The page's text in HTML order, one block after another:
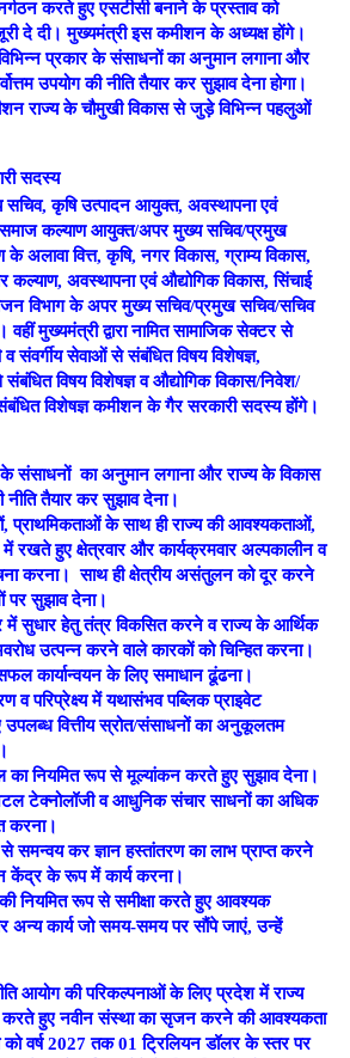
करते हुए एसटीसी बनाने के प्रस्ताव को
दे दी। मुख्यमंत्री इस कमीशन के अध्यक्ष होंगे।
प्रकार के संसाधनों का अनुमान लगाना और
उपयोग की नीति तैयार कर सुझाव देना होगा।
राज्य के चौमुखी विकास से जुड़े विभिन्न पहलुओं
सदस्य
कृषि उत्पादन आयुक्त, अवस्थापना एवं
कल्याण आयुक्त/अपर मुख्य सचिव/प्रमुख
अलावा वित्त, कृषि, नगर विकास, ग्राम्य विकास,
कल्याण, अवस्थापना एवं औद्योगिक विकास, सिंचाई
विभाग के अपर मुख्य सचिव/प्रमुख सचिव/सचिव
मुख्यमंत्री द्वारा नामित सामाजिक सेक्टर से
व संवर्गीय सेवाओं से संबंधित विषय विशेषज्ञ,
संबंधित विषय विशेषज्ञ व औद्योगिक विकास/निवेश/
संबंधित विशेषज्ञ कमीशन के गैर सरकारी सदस्य होंगे।
के संसाधनों का अनुमान लगाना और राज्य के विकास
नीति तैयार कर सुझाव देना।
प्राथमिकताओं के साथ ही राज्य की आवश्यकताओं,
में रखते हुए क्षेत्रवार और कार्यक्रमवार अल्पकालीन व
करना। साथ ही क्षेत्रीय असंतुलन को दूर करने
पर सुझाव देना।
सुधार हेतु तंत्र विकसित करने व राज्य के आर्थिक
उत्पन्न करने वाले कारकों को चिन्हित करना।
कार्यान्वयन के लिए समाधान ढूंढना।
व परिप्रेक्ष्य में यथासंभव पब्लिक प्राइवेट
उपलब्ध वित्तीय स्रोत/संसाधनों का अनुकूलतम
का नियमित रूप से मूल्यांकन करते हुए सुझाव देना।
टेक्नोलॉजी व आधुनिक संचार साधनों का अधिक
करना।
कर ज्ञान हस्तांतरण का लाभ प्राप्त करने
केंद्र के रूप में कार्य करना।
की नियमित रूप से समीक्षा करते हुए आवश्यक
अन्य कार्य जो समय-समय पर सौंपे जाएं, उन्हें
आयोग की परिकल्पनाओं के लिए प्रदेश में राज्य
करते हुए नवीन संस्था का सृजन करने की आवश्यकता
वर्ष 2027 तक 01 ट्रिलियन डॉलर के स्तर पर